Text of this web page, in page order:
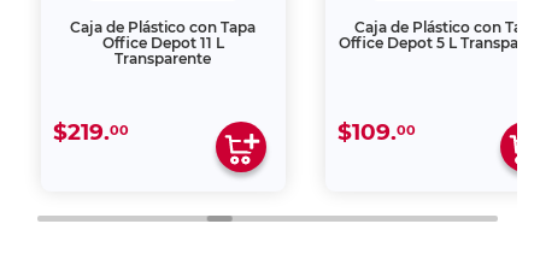
Caja de Plástico con Tapa
Office Depot 11 L
Transparente
$219.00
Caja de Plástico con Tapa
Office Depot 5 L
$109.00